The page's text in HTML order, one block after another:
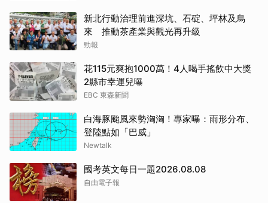
新北行動治理前進深坑、石碇、坪林及烏
來 推動茶產業與觀光再升級
勁報
花115元爽抱1000萬！4人喝手搖飲中大獎
2縣市幸運兒曝
EBC 東森新聞
白海豚颱風來勢洶洶！專家曝：雨形分布、
登陸點如「巴威」
Newtalk
國考英文每日一題2026.08.08
自由電子報